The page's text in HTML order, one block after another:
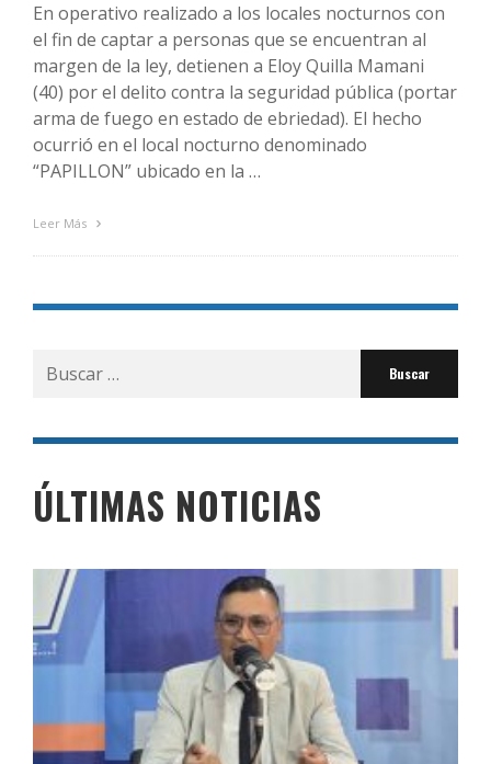
En operativo realizado a los locales nocturnos con
el fin de captar a personas que se encuentran al
margen de la ley, detienen a Eloy Quilla Mamani
(40) por el delito contra la seguridad pública (portar
arma de fuego en estado de ebriedad). El hecho
ocurrió en el local nocturno denominado
“PAPILLON” ubicado en la …
Leer Más
Buscar
por:
ÚLTIMAS NOTICIAS